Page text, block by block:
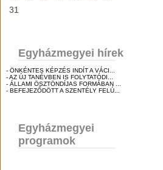
31
Egyházmegyei hírek
- ÖNKÉNTES KÉPZÉS INDÍT A VÁCI...
- AZ ÚJ TANÉVBEN IS FOLYTATÓDI...
- ÁLLAMI ÖSZTÖNDÍJAS FORMÁBAN ...
- BEFEJEZŐDÖTT A SZENTÉLY FELÚ...
Egyházmegyei
programok